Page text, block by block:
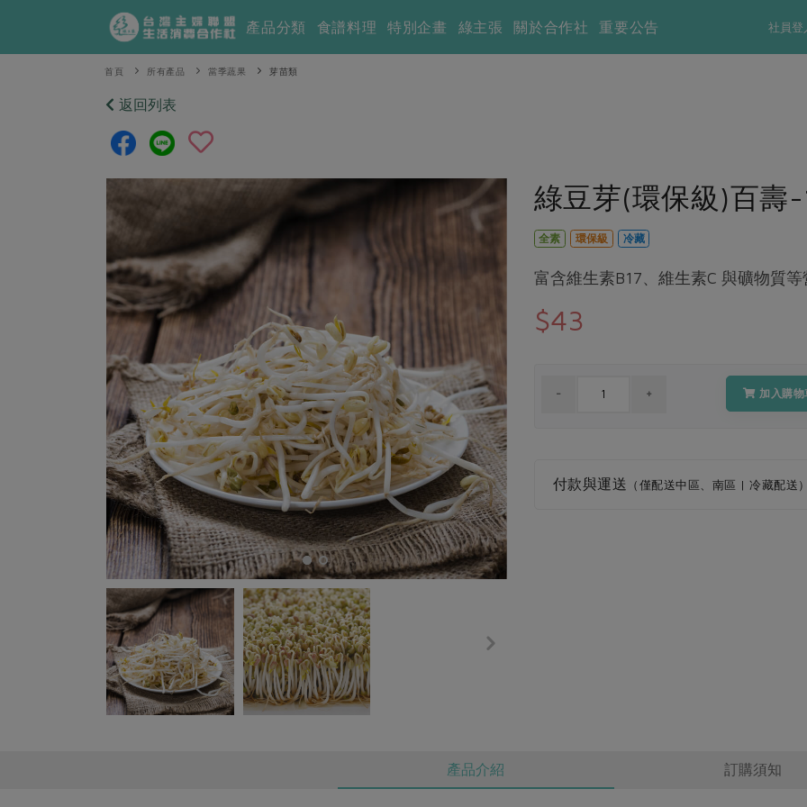
社員登
產品分類 食譜料理 特別企畫 綠主張 關於合作社 重要公告
首頁 所有產品 當季蔬果 芽苗類
返回列表
綠豆芽(環保級)百壽
全素 環保級 冷藏
富含維生素B17、維生素C 與礦物質
$43
加入購物
付款與運送 （僅配送中區、南區 | 冷藏配送
產品介紹 訂購須知